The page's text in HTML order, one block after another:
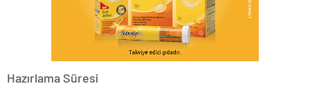
Hazırlama Süresi